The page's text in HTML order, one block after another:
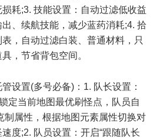
耗;3. 技能设置：自动过滤低收益
、续航技能，减少蓝药消耗;4. 拾
，自动过滤白装、普通材料，只
，节省背包空间。
设置(多号必备)：1. 队长设置：
定当前地图最优刷怪点，队员自
制属性，根据地图元素属性切换对
度;2. 队员设置：开启“跟随队长